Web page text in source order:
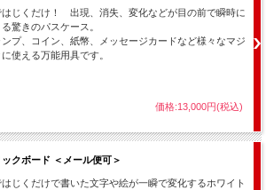
はじくだけ！ 出現、消失、変化などが目の前で瞬時に
驚きのパスケース。
ンプ、コイン、紙幣、メッセージカードなど様々なマジ
に使える万能用具です。
価格:13,000円(税込)
ックボード ＜メール便可＞
じくだけで書いた文字や絵が一瞬で変化するホワイト